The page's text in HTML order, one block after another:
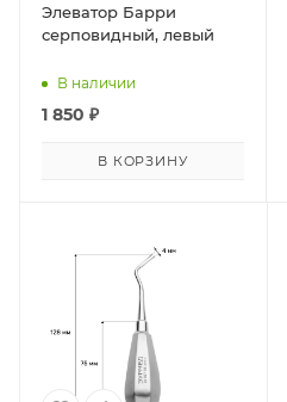
Элеватор Барри
серповидный, левый
В наличии
1 850 ₽
В КОРЗИНУ